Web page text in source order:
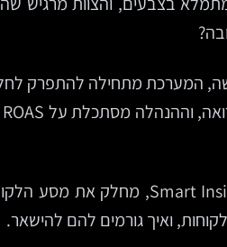
המערכת מתחילה להתפרק